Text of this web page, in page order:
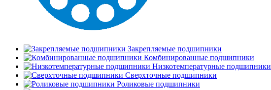
Закрепляемые подшипники
Комбинированные подшипники
Низкотемпературные подшипники
Сверхточные подшипники
Роликовые подшипники